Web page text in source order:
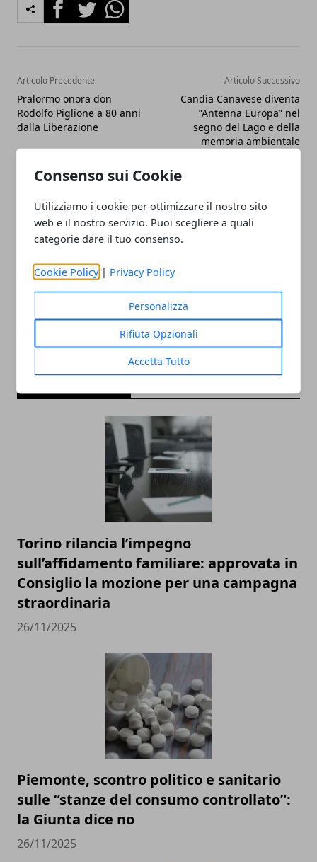
Consenso sui Cookie
Utilizziamo i cookie per ottimizzare il nostro sito
web e il nostro servizio. Puoi scegliere a quali
categorie dare il tuo consenso.
Cookie Policy | Privacy Policy
Personalizza
Rifiuta Opzionali
Accetta Tutto
Articolo Precedente
Pralormo onora don
Rodolfo Piglione a 80 anni
dalla Liberazione
Articolo Successivo
Candia Canavese diventa
“Antenna Europa” nel
segno del Lago e della
memoria ambientale
Torino rilancia l’impegno
sull’affidamento familiare: approvata in
Consiglio la mozione per una campagna
straordinaria
26/11/2025
Piemonte, scontro politico e sanitario
sulle “stanze del consumo controllato”:
la Giunta dice no
26/11/2025